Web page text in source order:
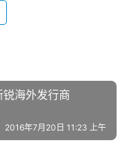
海外发行商
2016年7月20日 11:23 上午